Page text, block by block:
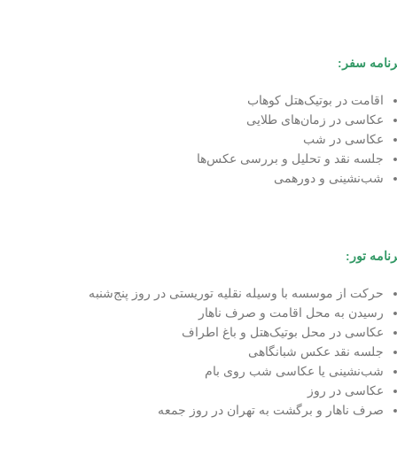
سفر:
اقامت در بوتیک‌هتل کوهاب
عکاسی در زمان‌های طلایی
عکاسی در شب
جلسه نقد و تحلیل و بررسی عکس‌ها
شب‌نشینی و دورهمی
تور:
حرکت از موسسه با وسیله نقلیه توریستی در روز پنج‌شنبه
رسیدن به محل اقامت و صرف ناهار
عکاسی در محل بوتیک‌هتل و باغ اطراف
جلسه نقد عکس شبانگاهی
شب‌نشینی یا عکاسی شب روی بام
عکاسی در روز
صرف ناهار و برگشت به تهران در روز جمعه